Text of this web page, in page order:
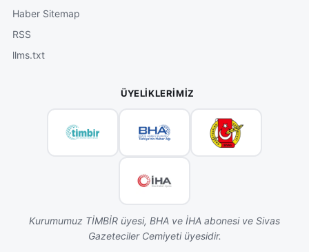
Haber Sitemap
RSS
llms.txt
ÜYELIKLERIMIZ
Kurumumuz TİMBİR üyesi, BHA ve İHA abonesi ve Sivas
Gazeteciler Cemiyeti üyesidir.